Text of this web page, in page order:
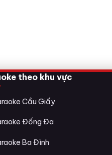
theo khu vực
Cầu Giấy
Đống Đa
Ba Đình